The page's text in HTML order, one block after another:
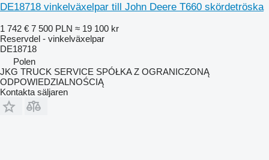
DE18718 vinkelväxelpar till John Deere T660 skördetröska
1 742 € 7 500 PLN ≈ 19 100 kr
Reservdel - vinkelväxelpar
DE18718
Polen
JKG TRUCK SERVICE SPÓŁKA Z OGRANICZONĄ
ODPOWIEDZIALNOŚCIĄ
Kontakta säljaren